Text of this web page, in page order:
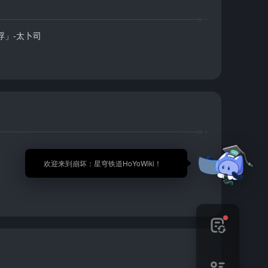
🎉 欢迎来到崩坏：星穹铁道HoYoWiki！
」-太卜司